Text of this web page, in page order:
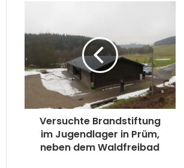
Versuchte Brandstiftung
im Jugendlager in Prüm,
neben dem Waldfreibad